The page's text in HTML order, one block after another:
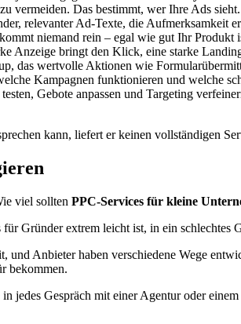
Das bestimmt, wer Ihre Ads
relevanter Ad-Texte, die
niemand rein – egal wie gut Ihr Produkt
Anzeige bringt den Klick, eine starke
das wertvolle Aktionen wie
Kampagnen funktionieren und welche
Gebote anpassen und Targeting
kann, liefert er keinen vollständigen
viel sollten PPC-Services für kleine
Gründer extrem leicht ist, in ein schlechtes
Anbieter haben verschiedene Wege
bekommen.
jedes Gespräch mit einer Agentur oder